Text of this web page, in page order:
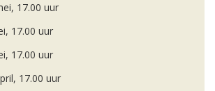
17.00 uur
17.00 uur
17.00 uur
17.00 uur